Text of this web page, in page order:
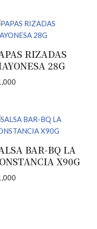
RIZADAS
28G
BAR-BQ LA
X90G